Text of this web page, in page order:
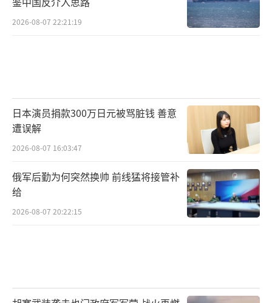
2026-08-07 22:21:19
日本演员捐款300万日元被骂脏钱 善意
遭误解
2026-08-07 16:03:47
俄军后勤为何突然换帅 前线猛将接管补
给
2026-08-07 20:22:15